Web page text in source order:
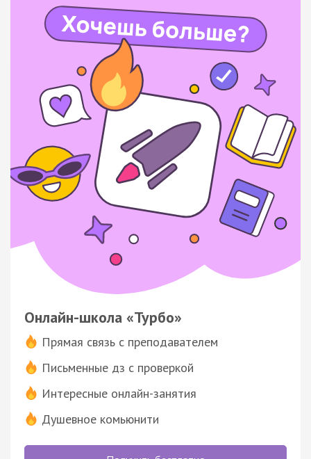
Онлайн-школа «Турбо»
Прямая связь с преподавателем
Письменные дз с проверкой
Интересные онлайн-занятия
Душевное комьюнити